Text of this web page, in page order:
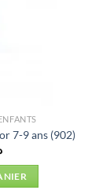
7-9 ans (902)